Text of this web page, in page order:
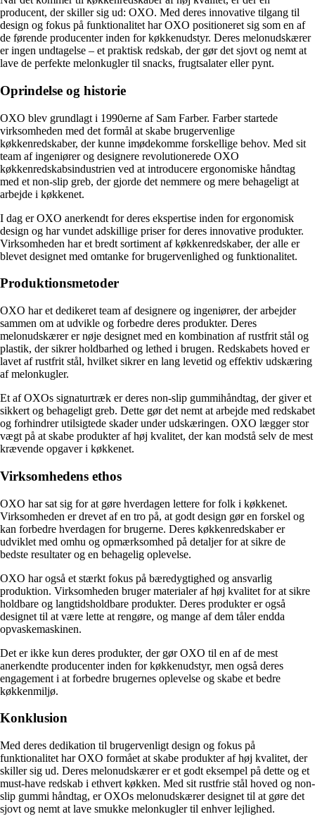
producent, der skiller sig ud: OXO. Med deres innovative tilgang til
design og fokus på funktionalitet har OXO positioneret sig som en af
de førende producenter inden for køkkenudstyr. Deres melonudskærer
er ingen undtagelse – et praktisk redskab, der gør det sjovt og nemt at
lave de perfekte melonkugler til snacks, frugtsalater eller pynt.
Oprindelse og historie
OXO blev grundlagt i 1990erne af Sam Farber. Farber startede
virksomheden med det formål at skabe brugervenlige
køkkenredskaber, der kunne imødekomme forskellige behov. Med sit
team af ingeniører og designere revolutionerede OXO
køkkenredskabsindustrien ved at introducere ergonomiske håndtag
med et non-slip greb, der gjorde det nemmere og mere behageligt at
arbejde i køkkenet.
I dag er OXO anerkendt for deres ekspertise inden for ergonomisk
design og har vundet adskillige priser for deres innovative produkter.
Virksomheden har et bredt sortiment af køkkenredskaber, der alle er
blevet designet med omtanke for brugervenlighed og funktionalitet.
Produktionsmetoder
OXO har et dedikeret team af designere og ingeniører, der arbejder
sammen om at udvikle og forbedre deres produkter. Deres
melonudskærer er nøje designet med en kombination af rustfrit stål og
plastik, der sikrer holdbarhed og lethed i brugen. Redskabets hoved er
lavet af rustfrit stål, hvilket sikrer en lang levetid og effektiv udskæring
af melonkugler.
Et af OXOs signaturtræk er deres non-slip gummihåndtag, der giver et
sikkert og behageligt greb. Dette gør det nemt at arbejde med redskabet
og forhindrer utilsigtede skader under udskæringen. OXO lægger stor
vægt på at skabe produkter af høj kvalitet, der kan modstå selv de mest
krævende opgaver i køkkenet.
Virksomhedens ethos
OXO har sat sig for at gøre hverdagen lettere for folk i køkkenet.
Virksomheden er drevet af en tro på, at godt design gør en forskel og
kan forbedre hverdagen for brugerne. Deres køkkenredskaber er
udviklet med omhu og opmærksomhed på detaljer for at sikre de
bedste resultater og en behagelig oplevelse.
OXO har også et stærkt fokus på bæredygtighed og ansvarlig
produktion. Virksomheden bruger materialer af høj kvalitet for at sikre
holdbare og langtidsholdbare produkter. Deres produkter er også
designet til at være lette at rengøre, og mange af dem tåler endda
opvaskemaskinen.
Det er ikke kun deres produkter, der gør OXO til en af de mest
anerkendte producenter inden for køkkenudstyr, men også deres
engagement i at forbedre brugernes oplevelse og skabe et bedre
køkkenmiljø.
Konklusion
Med deres dedikation til brugervenligt design og fokus på
funktionalitet har OXO formået at skabe produkter af høj kvalitet, der
skiller sig ud. Deres melonudskærer er et godt eksempel på dette og et
must-have redskab i ethvert køkken. Med sit rustfrie stål hoved og non-
slip gummi håndtag, er OXOs melonudskærer designet til at gøre det
sjovt og nemt at lave smukke melonkugler til enhver lejlighed.